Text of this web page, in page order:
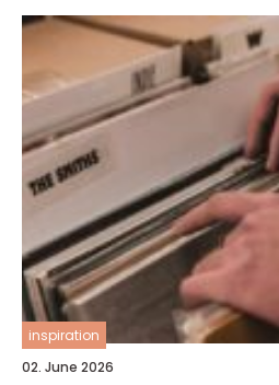
inspiration
02. June 2026